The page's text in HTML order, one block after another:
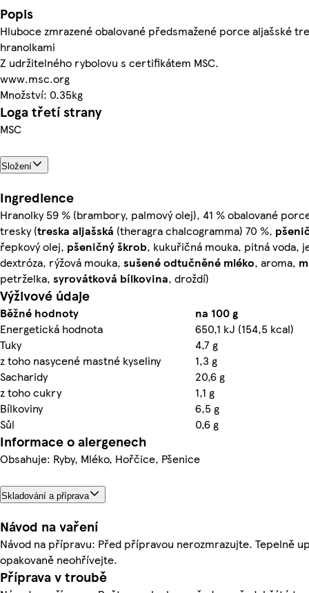
Popis
Hluboce zmrazené obalované předsmažené porce aljašské
hranolkami
Z udržitelného rybolovu s certifikátem MSC.
www.msc.org
Množství: 0.35kg
Loga třetí strany
MSC
Složení
Ingredience
Hranolky 59 % (brambory, palmový olej), 41 % obalované
tresky (treska aljašská (theragra chalcogramma) 70 %,
řepkový olej, pšeničnýškrob, kukuřičná mouka, pitná voda,
dextróza, rýžová mouka, sušené odtučněné mléko, aroma,
petrželka, syrovátková bílkovina, droždí)
Výživové údaje
Běžné hodnoty
na 100 g
Energetická hodnota
650,1 kJ (154,5 kcal)
Tuky
4,7 g
z toho nasycené mastné kyseliny
1,3 g
Sacharidy
20,6 g
z toho cukry
1,1 g
Bílkoviny
6,5 g
Sůl
0,6 g
Informace o alergenech
Obsahuje: Ryby, Mléko, Hořčice, Pšenice
Skladování a příprava
Návod na vaření
Návod na přípravu: Před přípravou nerozmrazujte. Tepelně
opakovaně neohřívejte.
Příprava v troubě